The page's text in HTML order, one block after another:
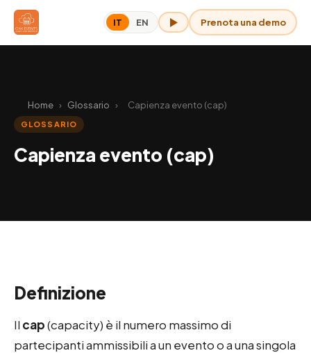
IT EN
OAK per me
Prenota una demo
Home › Glossario › Capienza evento (cap)
GLOSSARIO
Capienza evento (cap)
Definizione
Il cap(capacity) è il numero massimo di
partecipanti ammissibili a un evento o a una singola